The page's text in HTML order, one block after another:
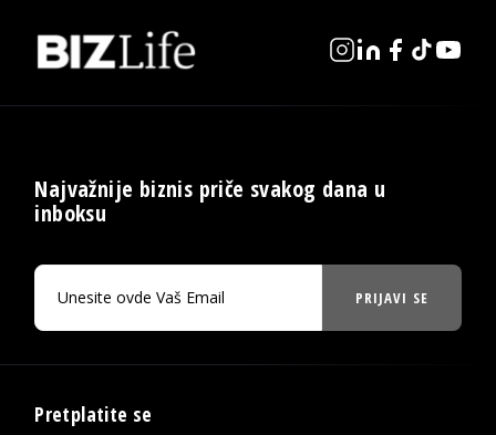
Najvažnije biznis priče svakog dana u
inboksu
PRIJAVI SE
Pretplatite se